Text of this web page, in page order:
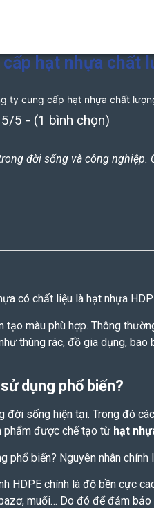
hạt nhựa chất
ty cung cấp hạt nhựa chất
5/5 - (1 bình chọn)
đời sống và công
có chất liệu là hạt nhựa
màu phù hợp. Thông
thùng rác, đồ gia dụng,
dụng phổ biến?
đời sống hiện tại. Trong đó
phẩm được chế tạo từ hạt
biến? Nguyên nhân chính
HDPE chính là độ bền cực
muối… Do đó để đảm